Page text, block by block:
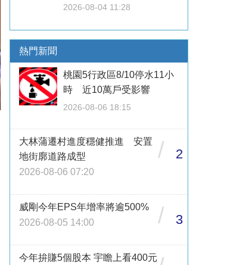
2026-08-04 11:28
熱門新聞
桃園5行政區8/10停水11小
時 近10萬戶受影響
2026-08-06 18:15
大林蒲遷村進度穩健推進 安置
地街廓道路成型
2026-08-06 07:20
/ 2
威剛今年EPS年增率將逾500%
2026-08-05 14:00
/ 3
今年拚賺5個股本 宇瞻上看400元